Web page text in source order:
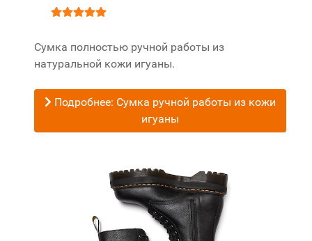
Сумка полностью ручной работы из
натуральной кожи игуаны.
Подробнее: Сумка ручной работы из кожи
игуаны